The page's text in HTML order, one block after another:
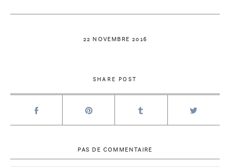
22 NOVEMBRE 2016
SHARE POST
PAS DE COMMENTAIRE